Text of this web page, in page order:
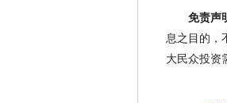
免责声
息之目的，
大民众投资